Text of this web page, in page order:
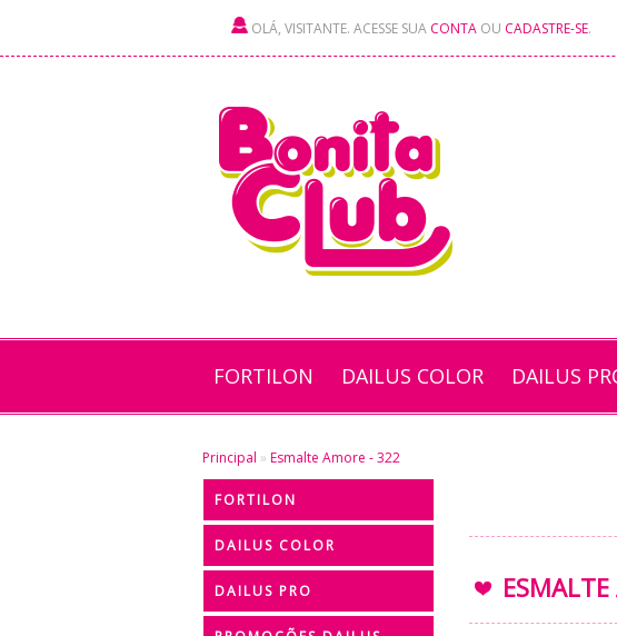
OLÁ, VISITANTE. ACESSE SUA CONTA OU CADASTRE-SE.
FORTILON DAILUS COLOR DAILUS
Principal » Esmalte Amore - 322
FORTILON
DAILUS COLOR
DAILUS PRO